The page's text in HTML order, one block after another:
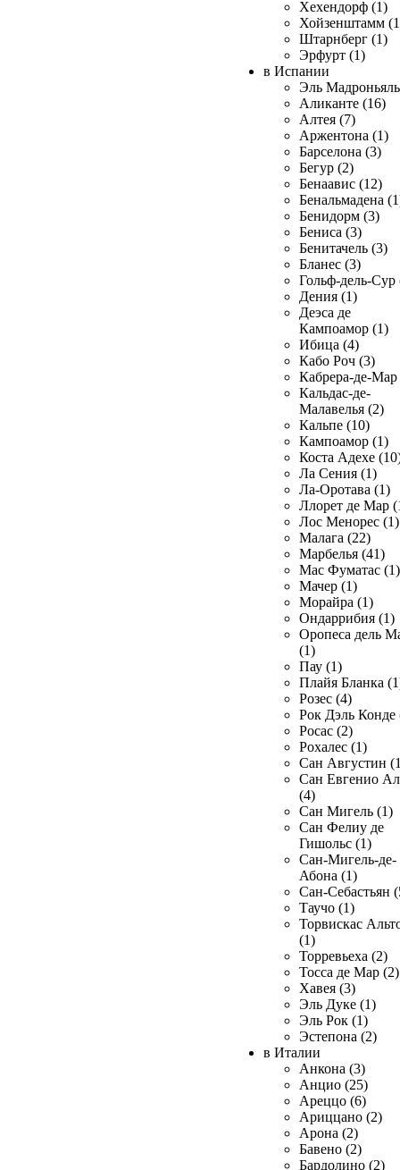
Хехендорф (1)
Хойзенштамм
Штарнберг (1)
Эрфурт (1)
в Испании
Эль
Аликанте (16)
Алтея (7)
Аржентона (1)
Барселона (3)
Бегур (2)
Бенаавис (12)
Бенальмадена
Бенидорм (3)
Бениса (3)
Бенитачель (3)
Бланес (3)
Гольф-дель-Сур
Дения (1)
Деэса де
Кампоамор (1)
Ибица (4)
Кабо Роч (3)
Кабрера-де-Мар
Кальдас-де-
Малавелья (2)
Кальпе (10)
Кампоамор (1)
Коста Адехе
Ла Сения (1)
Ла-Оротава (1)
Ллорет де Мар
Лос Менорес (1)
Малага (22)
Марбелья (41)
Мас Фуматас (1)
Мачер (1)
Морайра (1)
Ондаррибия (1)
Оропеса дель
(1)
Пау (1)
Плайя Бланка
Розес (4)
Рок Дэль Конде
Росас (2)
Рохалес (1)
Сан Августин
Сан Евгенио
(4)
Сан Мигель (1)
Сан Фелиу де
Гишольс (1)
Сан-Мигель-де-
Абона (1)
Сан-Себастьян
Таучо (1)
Торвискас
(1)
Торревьеха (2)
Тосса де Мар (2)
Хавея (3)
Эль Дуке (1)
Эль Рок (1)
Эстепона (2)
в Италии
Анкона (3)
Анцио (25)
Ареццо (6)
Ариццано (2)
Арона (2)
Бавено (2)
Бардолино (2)